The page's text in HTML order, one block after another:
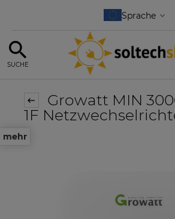
SUCHE
mehr
Growatt MIN
1F